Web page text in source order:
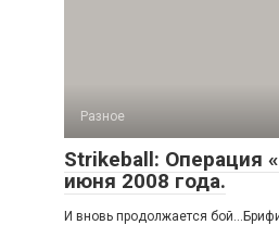
Разное
Strikeball: Операция
июня 2008 года.
И вновь продолжается